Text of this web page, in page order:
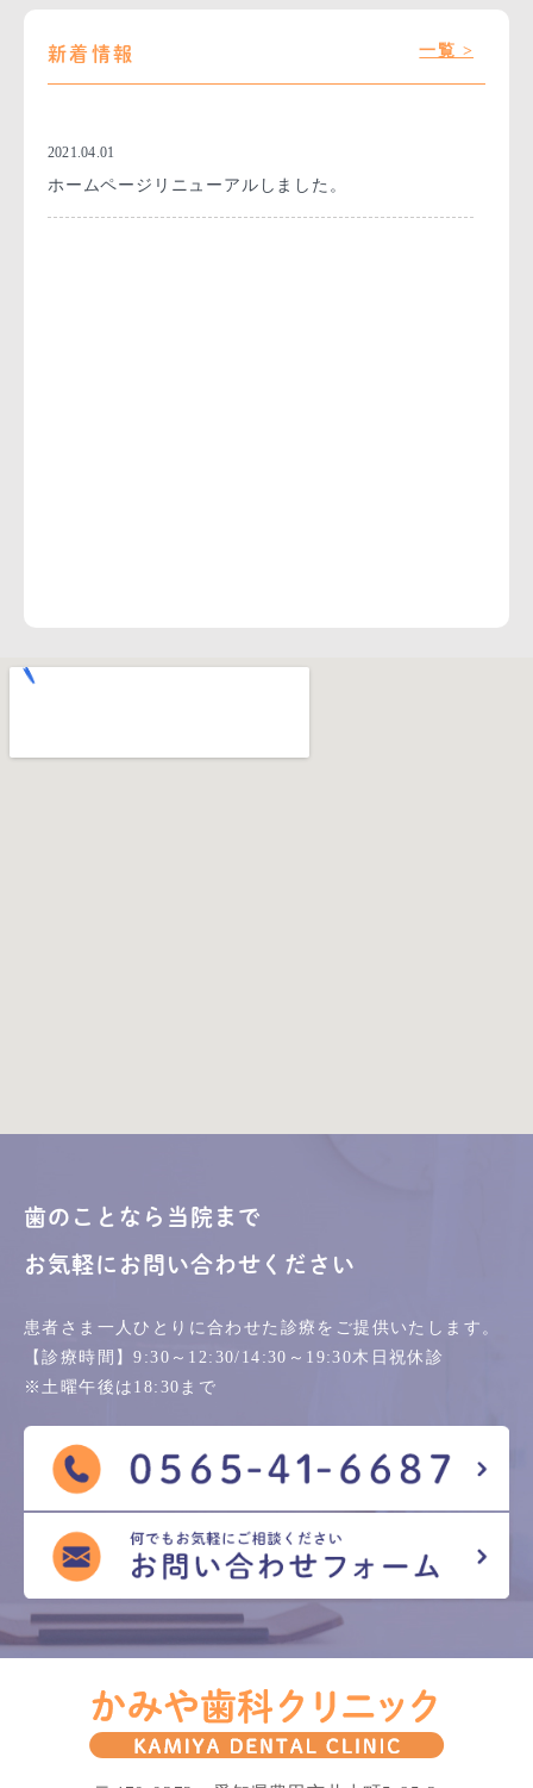
新着情報 一覧 >
2021.04.01
ホームページリニューアルしました。
歯のことなら当院まで
お気軽にお問い合わせください
患者さま一人ひとりに合わせた診療を ご提供いたします。
【診療時間】9:30～12:30/14:30～19:30木日祝休診
※土曜午後は18:30まで